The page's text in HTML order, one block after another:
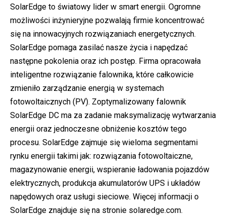
SolarEdge to światowy lider w smart energii. Ogromne
możliwości inżynieryjne pozwalają firmie koncentrować
się na innowacyjnych rozwiązaniach energetycznych.
SolarEdge pomaga zasilać nasze życia i napędzać
następne pokolenia oraz ich postęp. Firma opracowała
inteligentne rozwiązanie falownika, które całkowicie
zmieniło zarządzanie energią w systemach
fotowoltaicznych (PV). Zoptymalizowany falownik
SolarEdge DC ma za zadanie maksymalizację wytwarzania
energii oraz jednoczesne obniżenie kosztów tego
procesu. SolarEdge zajmuje się wieloma segmentami
rynku energii takimi jak: rozwiązania fotowoltaiczne,
magazynowanie energii, wspieranie ładowania pojazdów
elektrycznych, produkcja akumulatorów UPS i układów
napędowych oraz usługi sieciowe. Więcej informacji o
SolarEdge znajduje się na stronie solaredge.com.